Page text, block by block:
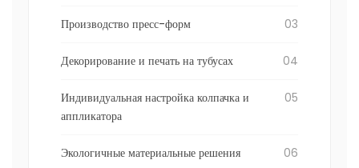
Производство пресс-форм 03
Декорирование и печать на тубусах 04
Индивидуальная настройка колпачка и
аппликатора
05
Экологичные материальные решения 06